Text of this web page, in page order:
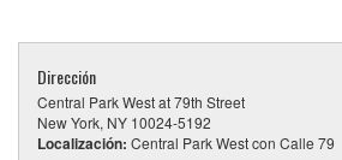
Dirección
Central Park West at 79th Street
New York, NY 10024-5192
Localización: Central Park West con Calle 79